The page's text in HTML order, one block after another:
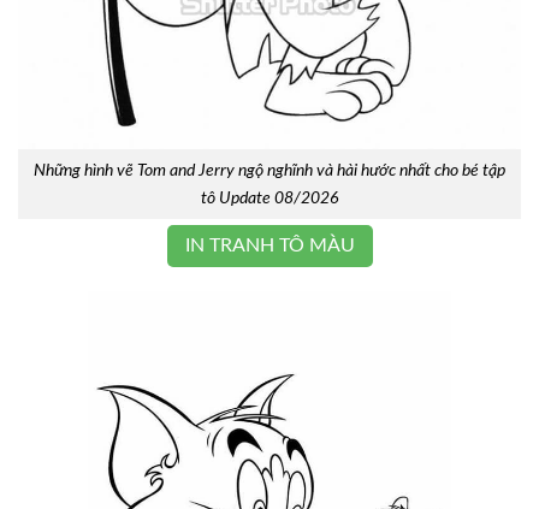
Những hình vẽ Tom and Jerry ngộ nghĩnh và hài hước nhất cho bé tập
tô Update 08/2026
IN TRANH TÔ MÀU